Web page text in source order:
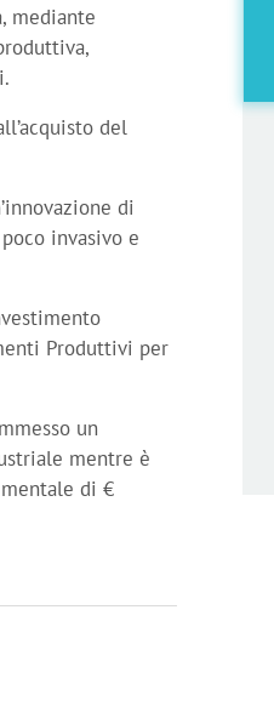
mediante
del
di
invasivo e
Produttivi per
un
mentre è
di €